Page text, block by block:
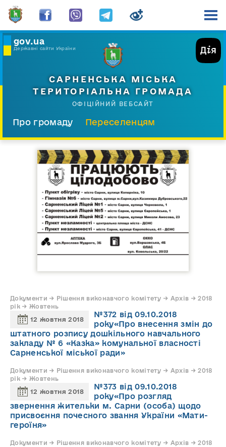
gov.ua
Державні сайти України
САРНЕНСЬКА МІСЬКА
ТЕРИТОРІАЛЬНА ГРОМАДА
ОФІЦІЙНИЙ ВЕБСАЙТ
Про громаду
Переселенцям
Прес-центр
Документи → Рішення виконавчого комітету → Архів → 2018
рік → Жовтень
12 жовтня 2018
№372 від 09.10.2018
року«Про внесення змін до
штатного розпису дошкільного навчального
закладу № 6 «Казка» комунальної власності
Сарненської міської ради»
Документи → Рішення виконавчого комітету → Архів → 2018
рік → Жовтень
12 жовтня 2018
№373 від 09.10.2018
року«Про розгляд
звернення жительки м. Сарни (особа) щодо
присвоєння почесного звання України «Мати-
героїня»
Документи → Рішення виконавчого комітету → Архів → 2018